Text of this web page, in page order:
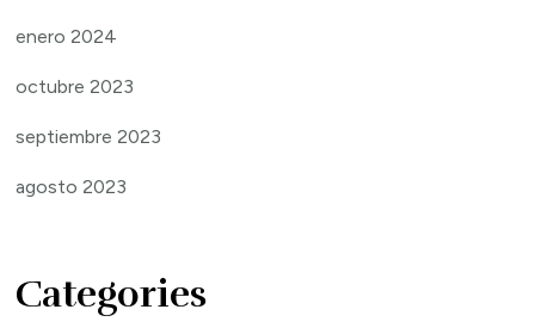
enero 2024
octubre 2023
septiembre 2023
agosto 2023
Categories